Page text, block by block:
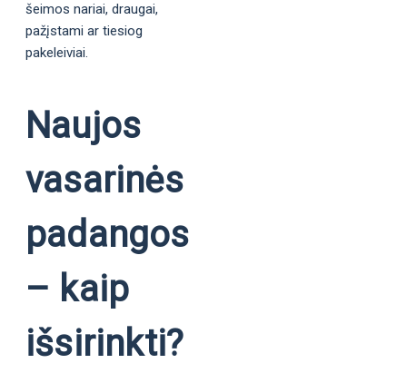
šeimos nariai, draugai,
pažįstami ar tiesiog
pakeleiviai.
Naujos
vasarinės
padangos
– kaip
išsirinkti?